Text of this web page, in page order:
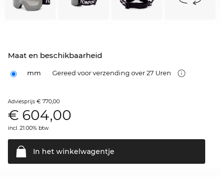
Maat en beschikbaarheid
mm Gereed voor verzending over 27 Uren
Adviesprijs € 770,00
€ 604,00
incl. 21.00% btw.
In het winkelwagentje